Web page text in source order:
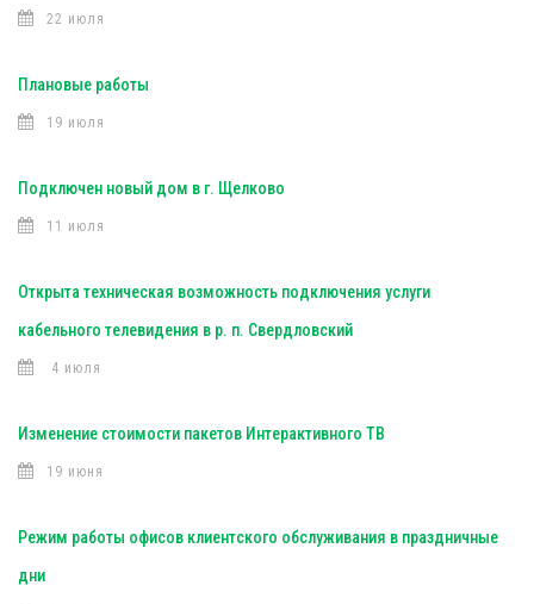
22 июля
Плановые работы
19 июля
Подключен новый дом в г. Щелково
11 июля
Открыта техническая возможность подключения услуги
кабельного телевидения в р. п. Свердловский
4 июля
Изменение стоимости пакетов Интерактивного ТВ
19 июня
Режим работы офисов клиентского обслуживания в праздничные
дни